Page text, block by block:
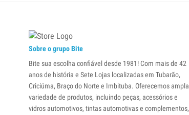
Sobre o grupo Bite
Bite sua escolha confiável desde 1981! Com mais de 42
anos de história e Sete Lojas localizadas em Tubarão,
Criciúma, Braço do Norte e Imbituba. Oferecemos ampla
variedade de produtos, incluindo peças, acessórios e
vidros automotivos, tintas automotivas e complementos,